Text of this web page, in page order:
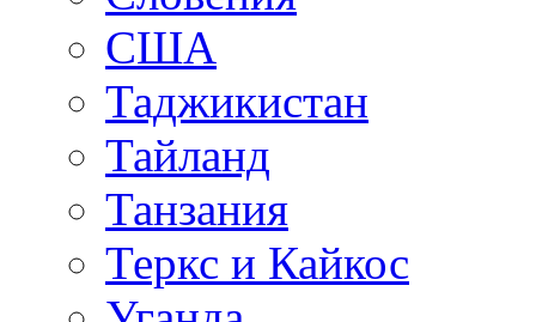
США
Таджикистан
Тайланд
Танзания
Теркс и Кайкос